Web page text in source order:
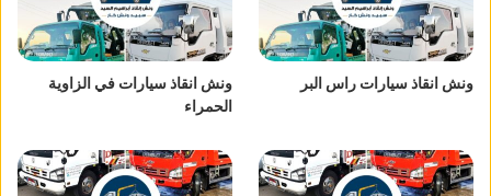
ونش انقاذ سيارات راس البر
ونش انقاذ سيارات في الزاوية
الحمراء